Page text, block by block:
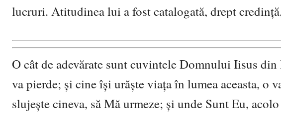
lucruri. Atitudinea lui a fost catalogată, drept
O cât de adevărate sunt cuvintele Domnului Iisus
va pierde; şi cine îşi urăşte viaţa în lumea aceasta, o
slujeşte cineva, să Mă urmeze; şi unde Sunt Eu,